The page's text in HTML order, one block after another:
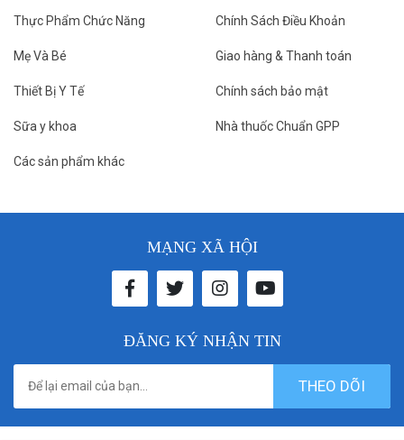
Thực Phẩm Chức Năng
Mẹ Và Bé
Thiết Bị Y Tế
Sữa y khoa
Các sản phẩm khác
Chính Sách Điều Khoản
Giao hàng & Thanh toán
Chính sách bảo mật
Nhà thuốc Chuẩn GPP
MẠNG XÃ HỘI
ĐĂNG KÝ NHẬN TIN
THEO DÕI